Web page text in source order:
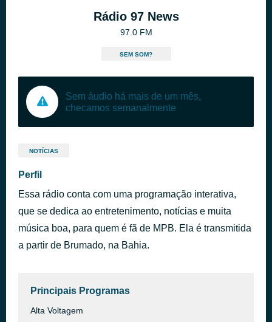
Rádio 97 News
97.0 FM
SEM SOM?
Sem áudio há mais de um mês,
checamos semanalmente
NOTÍCIAS
Perfil
Essa rádio conta com uma programação interativa,
que se dedica ao entretenimento, notícias e muita
música boa, para quem é fã de MPB. Ela é transmitida
a partir de Brumado, na Bahia.
Principais Programas
Alta Voltagem